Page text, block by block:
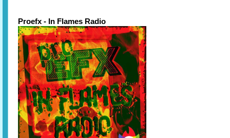
Proefx - In Flames Radio